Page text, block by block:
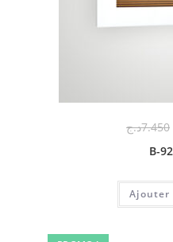
7.450د.ج
B-
Ajouter